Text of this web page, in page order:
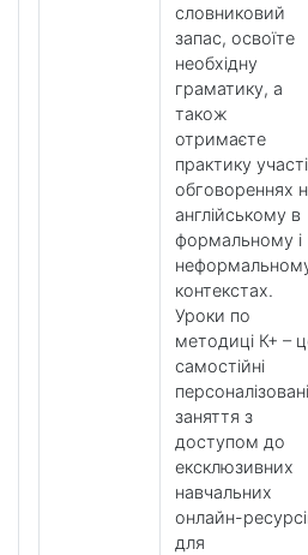
словниковий
запас, освоїте
необхідну
граматику, а
також
отримаєте
практику
обговореннях
англійському в
формальному і
контекстах.
Уроки по
методиці К+ –
самостійні
персоналізовані
заняття з
доступом до
ексклюзивних
навчальних
онлайн-
для